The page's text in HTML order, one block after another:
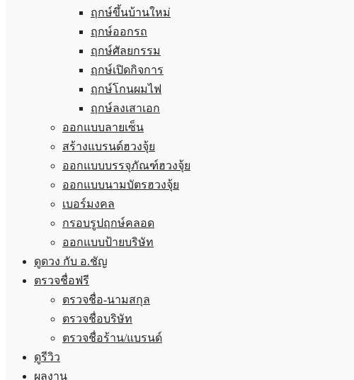
ฤกษ์ขึ้นบ้านใหม่
ฤกษ์ออกรถ
ฤกษ์ศัลยกรรม
ฤกษ์เปิดกิจการ
ฤกษ์โกนผมไฟ
ฤกษ์ลงเสาเอก
ออกแบบลายเซ็น
สร้างแบรนด์ฮวงจุ้ย
ออกแบบบรรจุภัณฑ์ฮวงจุ้ย
ออกแบบนามบัตรฮวงจุ้ย
เบอร์มงคล
กรอบรูปฤกษ์คลอด
ออกแบบป้ายบริษัท
ดูดวง กับ อ.ชัญ
ตรวจชื่อฟรี
ตรวจชื่อ-นามสกุล
ตรวจชื่อบริษัท
ตรวจชื่อร้าน/แบรนด์
ดูรีวิว
ผลงาน